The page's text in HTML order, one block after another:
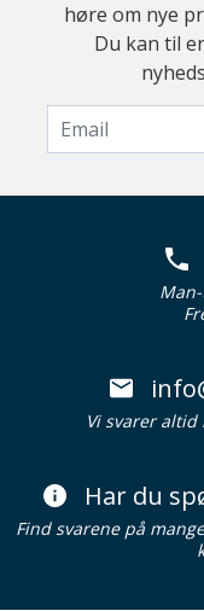
høre om nye
Du kan til
Vi svarer
Har du
Find svarene på